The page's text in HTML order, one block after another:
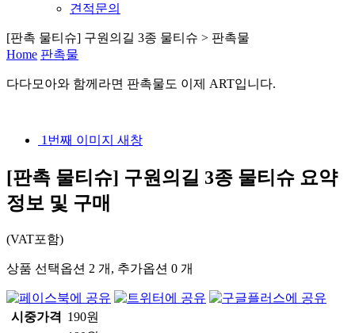
견적문의
[판촉 물티슈] 구원의길 3종 물티슈 > 판촉물
Home 판촉물
다다모아와 함께라면 판촉물도 이제 ART입니다.
1번째 이미지 새창
[판촉 물티슈] 구원의길 3종 물티슈 요약
정보 및 구매
(VAT포함)
상품 선택옵션 2 개, 추가옵션 0 개
시중가격 190원